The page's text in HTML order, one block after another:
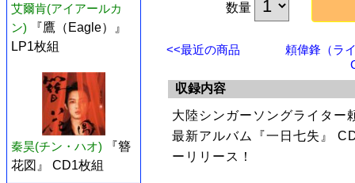
艾爾肯(アイアールカ
ン)
『鷹（Eagle）』
LP1枚組
秦昊(チン・ハオ)
『簪
花図』 CD1枚組
数量
<<最近の商品
頼偉鋒（ラ
収録内容
大陸シンガーソングライター
最新アルバム『一日七失』
ーリリース！